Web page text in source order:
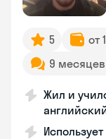
5
от
9
Жил и